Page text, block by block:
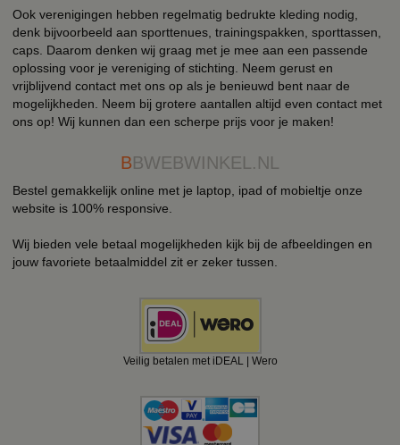
Ook verenigingen hebben regelmatig bedrukte kleding nodig,
denk bijvoorbeeld aan sporttenues, trainingspakken, sporttassen,
caps. Daarom denken wij graag met je mee aan een passende
oplossing voor je vereniging of stichting. Neem gerust en
vrijblijvend contact met ons op als je benieuwd bent naar de
mogelijkheden. Neem bij grotere aantallen altijd even contact met
ons op! Wij kunnen dan een scherpe prijs voor je maken!
BBWEBWINKEL.NL
Bestel gemakkelijk online met je laptop, ipad of mobieltje onze
website is 100% responsive.
Wij bieden vele betaal mogelijkheden kijk bij de afbeeldingen en
jouw favoriete betaalmiddel zit er zeker tussen.
Veilig betalen met iDEAL | Wero